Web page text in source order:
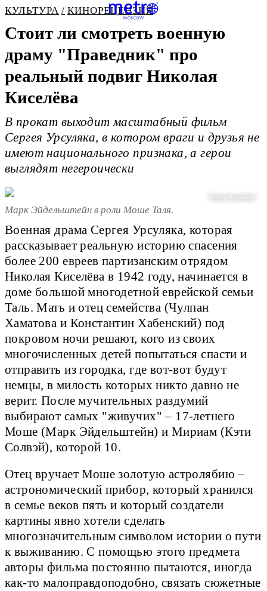
КУЛЬТУРА КИНОРЕЦЕНЗИЯ
Стоит ли смотреть военную
драму "Праведник" про
реальный подвиг Николая
Киселёва
В прокат выходит масштабный фильм
Сергея Урсуляка, в котором враги и друзья не
имеют национального признака, а герои
выглядят негероически
"Централ Партнершип"
Марк Эйдельштейн в роли Моше Таля.
Военная драма Сергея Урсуляка, которая
рассказывает реальную историю спасения
более 200 евреев партизанским отрядом
Николая Киселёва в 1942 году, начинается в
доме большой многодетной еврейской семьи
Таль. Мать и отец семейства (Чулпан
Хаматова и Константин Хабенский) под
покровом ночи решают, кого из своих
многочисленных детей попытаться спасти и
отправить из городка, где вот-вот будут
немцы, в милость которых никто давно не
верит. После мучительных раздумий
выбирают самых "живучих" – 17-летнего
Моше (Марк Эйдельштейн) и Мириам (Кэти
Солвэй), которой 10.
Отец вручает Моше золотую астролябию –
астрономический прибор, который хранился
в семье веков пять и который создатели
картины явно хотели сделать
многозначительным символом истории о пути
к выживанию. С помощью этого предмета
авторы фильма постоянно пытаются, иногда
как-то малоправдоподобно, связать сюжетные